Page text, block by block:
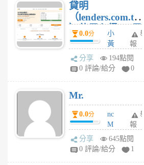
貸明
（lenders.com.tw
）使用心得 — 民
間貸款比較平台
體驗
0.0分
小
黃
蜂
1
舉
報
分享
194點閱
0 評論/給分
0
Mr.
0.0分
nc
M
U
F
舉
報
分享
645點閱
0 評論/給分
1